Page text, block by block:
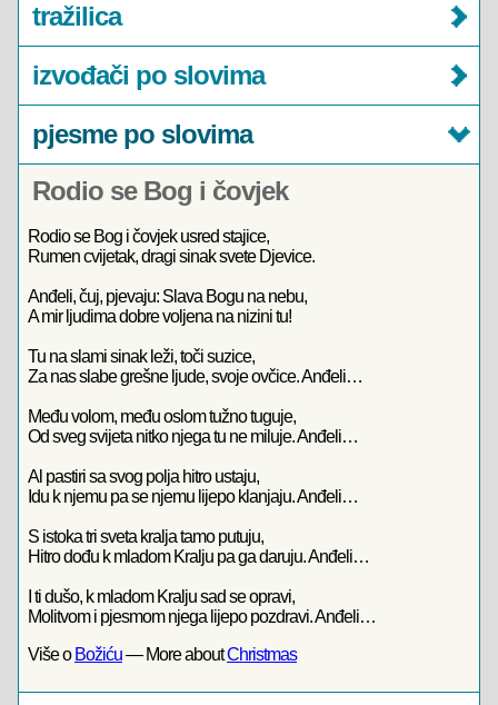
tražilica
izvođači po slovima
pjesme po slovima
Rodio se Bog i čovjek
Rodio se Bog i čovjek usred stajice,
Rumen cvijetak, dragi sinak svete Djevice.
Anđeli, čuj, pjevaju: Slava Bogu na nebu,
A mir ljudima dobre voljena na nizini tu!
Tu na slami sinak leži, toči suzice,
Za nas slabe grešne ljude, svoje ovčice. Anđeli…
Među volom, među oslom tužno tuguje,
Od sveg svijeta nitko njega tu ne miluje. Anđeli…
Al pastiri sa svog polja hitro ustaju,
Idu k njemu pa se njemu lijepo klanjaju. Anđeli…
S istoka tri sveta kralja tamo putuju,
Hitro dođu k mladom Kralju pa ga daruju. Anđeli…
I ti dušo, k mladom Kralju sad se opravi,
Molitvom i pjesmom njega lijepo pozdravi. Anđeli…
Više o Božiću— More aboutChristmas